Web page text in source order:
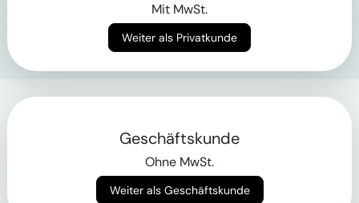
Mit MwSt.
Weiter als Privatkunde
Geschäftskunde
Ohne MwSt.
Weiter als Geschäftskunde